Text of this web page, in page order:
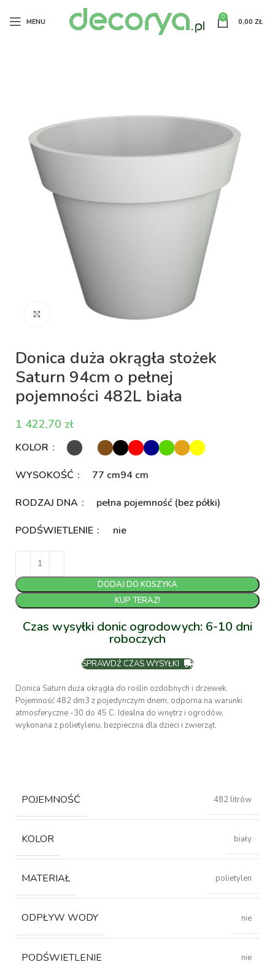
MENU
0
0,00 ZŁ
Kliknij aby powiększyć
Donica duża okrągła stożek
Saturn 94cm o pełnej
pojemności 482L biała
zł
KOLOR
WYSOKOŚĆ 77 cm94 cm
RODZAJ DNA pełna pojemność (bez półki)
PODŚWIETLENIE nie
DODAJ DO KOSZYKA
KUP TERAZ!
Czas wysyłki donic ogrodowych: 6-10 dni
roboczych
SPRAWDŹ CZAS WYSYŁKI
Donica Saturn duża okrągła do roślin ozdobnych i drzewek.
Pojemność 482 dm3 z pojedynczym dnem, odporna na warunki
atmosferyczne -30 do 45 C. Idealna do wnętrz i ogrodów,
wykonana z polietylenu, bezpieczna dla dzieci i zwierząt.
POJEMNOŚĆ 482 litrów
KOLOR biały
MATERIAŁ polietylen
ODPŁYW WODY nie
PODŚWIETLENIE nie